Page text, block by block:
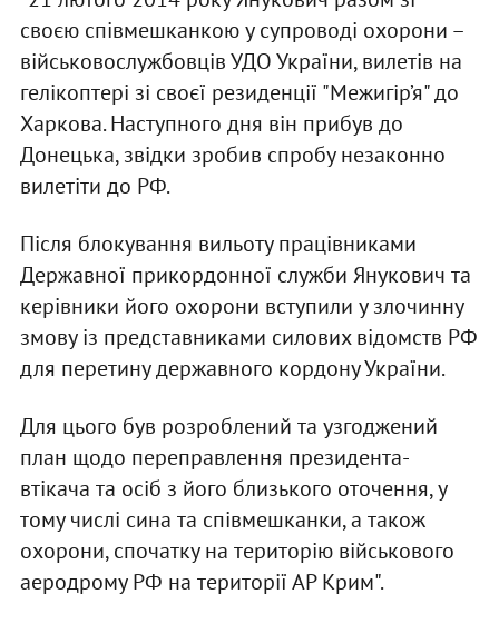
своєю співмешканкою у супроводі охорони –
військовослужбовців УДО України, вилетів на
гелікоптері зі своєї резиденції "Межигір’я" до
Харкова. Наступного дня він прибув до
Донецька, звідки зробив спробу незаконно
вилетіти до РФ.
Після блокування вильоту працівниками
Державної прикордонної служби Янукович та
керівники його охорони вступили у злочинну
змову із представниками силових відомств РФ
для перетину державного кордону України.
Для цього був розроблений та узгоджений
план щодо переправлення президента-
втікача та осіб з його близького оточення, у
тому числі сина та співмешканки, а також
охорони, спочатку на територію військового
аеродрому РФ на території АР Крим".